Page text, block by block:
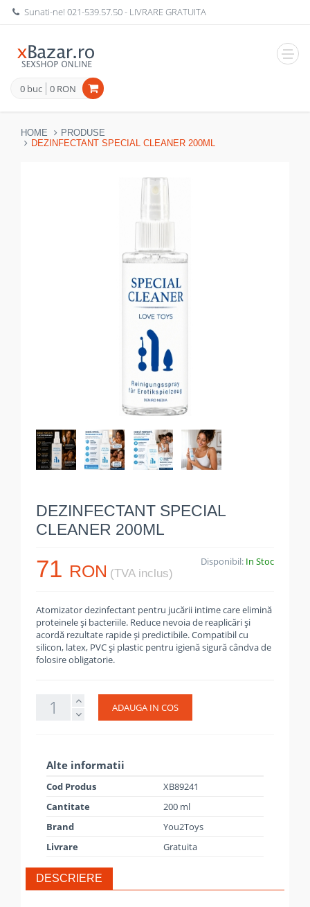
Sunati-ne!021-539.57.50- LIVRARE GRATUITA
0 buc 0 RON
HOME
PRODUSE
DEZINFECTANT SPECIAL CLEANER 200ML
DEZINFECTANT SPECIAL
CLEANER 200ML
71 RON (TVA inclus)
Disponibil: In Stoc
Atomizator dezinfectant pentru jucării intime care elimină
proteinele și bacteriile. Reduce nevoia de reaplicări și
acordă rezultate rapide și predictibile. Compatibil cu
silicon, latex, PVC și plastic pentru igienă sigură cândva de
folosire obligatorie.
ADAUGA IN COS
Alte informatii
Cod Produs
XB89241
Cantitate
200 ml
Brand
You2Toys
Livrare
Gratuita
DESCRIERE